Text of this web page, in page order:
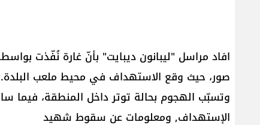
افاد مراسل "ليبانون ديبايت" بأنّ غارة نُفّذت
صور، حيث وقع الاستهداف في محيط ملعب البلدة.
وتسبّب الهجوم بحالة توتر داخل المنطقة، فيما
الإستهداف, ومعلومات عن سقوط شهيد